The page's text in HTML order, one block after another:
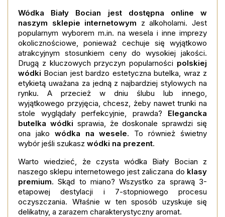
Wódka Biały Bocian jest dostępna online w
naszym sklepie internetowym z alkoholami. Jest
popularnym wyborem m.in. na wesela i inne imprezy
okolicznościowe, ponieważ cechuje się wyjątkowo
atrakcyjnym stosunkiem ceny do wysokiej jakości.
Drugą z kluczowych przyczyn popularności polskiej
wódki Bocian jest bardzo estetyczna butelka, wraz z
etykietą uważana za jedną z najbardziej stylowych na
rynku. A przecież w dniu ślubu lub innego,
wyjątkowego przyjęcia, chcesz, żeby nawet trunki na
stole wyglądały perfekcyjnie, prawda? Elegancka
butelka wódki sprawia, że doskonale sprawdzi się
ona jako wódka na wesele. To również świetny
wybór jeśli szukasz wódki na prezent.
Warto wiedzieć, że czysta wódka Biały Bocian z
naszego sklepu internetowego jest zaliczana do klasy
premium. Skąd to miano? Wszystko za sprawą 3-
etapowej destylacji i 7-stopniowego procesu
oczyszczania. Właśnie w ten sposób uzyskuje się
delikatny, a zarazem charakterystyczny aromat.